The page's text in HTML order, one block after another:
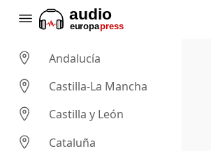
Andalucía
Castilla-La Mancha
Castilla y León
Cataluña